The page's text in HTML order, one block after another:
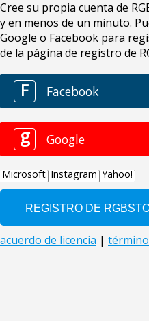
Cree su propia cuenta de
y en menos de un minuto.
Google o Facebook para
de la página de registro de
F Facebook
g Google
Microsoft Instagram Yahoo!
acuerdo de licencia |